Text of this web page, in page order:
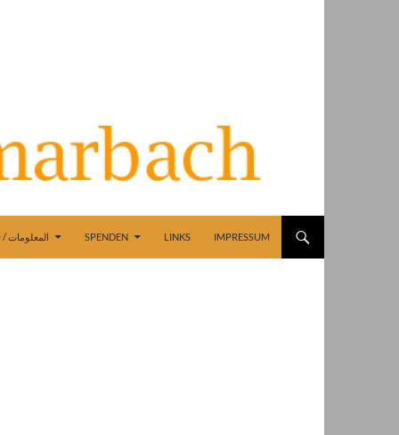
INFO / المعلومات SPENDEN LINKS IMPRESSUM